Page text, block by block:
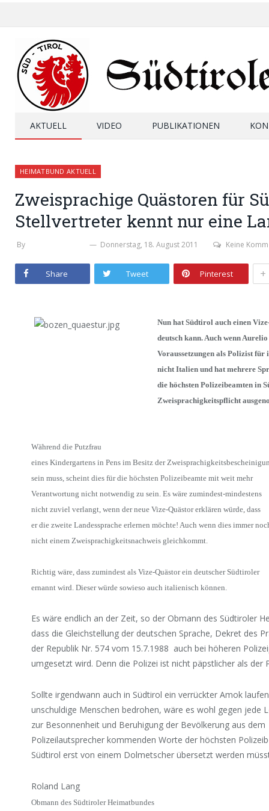
AKTUELL VIDEO PUBLIKATIONEN
HEIMATBUND AKTUELL
Zweisprachige Quästoren für
Stellvertreter kennt nur eine
By Donnerstag, 18. August 2011 Keine
Share Tweet Pinterest +
Nun hat Südtirol auch einen
deutsch kann. Auch wenn
Voraussetzungen als Polizist
nicht Italien und hat mehrere
die höchsten Polizeibeamten in
Zweisprachigkeitspflicht
Während die Putzfrau
eines Kindergartens in Pens im Besitz der
sein muss, scheint dies für die höchsten Polizeibeamte mit weit mehr
Verantwortung nicht notwendig zu sein. Es wäre zumindest-mindestens
nicht zuviel verlangt, wenn der neue Vize-Quästor erklären würde, dass
er die zweite Landessprache erlernen möchte! Auch wenn dies immer
nicht einem Zweisprachigkeitsnachweis gleichkommt.
Richtig wäre, dass zumindest als Vize-Quästor ein deutscher Südtiroler
ernannt wird. Dieser würde sowieso auch italienisch können.
Es wäre endlich an der Zeit, so der Obmann des Südtiroler
dass die Gleichstellung der deutschen Sprache, Dekret des
der Republik Nr. 574 vom 15.7.1988 auch bei höheren
umgesetzt wird. Denn die Polizei ist nicht päpstlicher als der
Sollte irgendwann auch in Südtirol ein verrückter Amok
unschuldige Menschen bedrohen, wäre es wohl gegen jede
zur Besonnenheit und Beruhigung der Bevölkerung aus dem
Polizeilautsprecher kommenden Worte der höchsten
Südtirol erst von einem Dolmetscher übersetzt werden
Roland Lang
Obmann des Südtiroler Heimatbundes